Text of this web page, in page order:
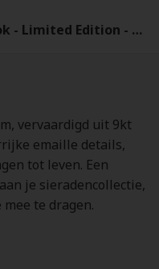
charm 9kt roosgoud - Kerstsok - Limited Edition - DMC0030-XSOCK-ERV9R
vervaardigd uit 9kt
emaille details,
tot leven. Een
je sieradencollectie,
te dragen.